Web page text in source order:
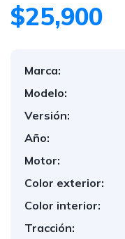
$25,900
Marca:
Modelo:
Versión:
Año:
Motor:
Color exterior:
Color interior:
Tracción: